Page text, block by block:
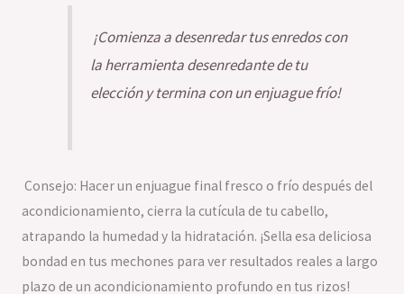
¡Comienza a desenredar tus enredos con
la herramienta desenredante de tu
elección y termina con un enjuague frío!
Consejo: Hacer un enjuague final fresco o frío después del
acondicionamiento, cierra la cutícula de tu cabello,
atrapando la humedad y la hidratación. ¡Sella esa deliciosa
bondad en tus mechones para ver resultados reales a largo
plazo de un acondicionamiento profundo en tus rizos!